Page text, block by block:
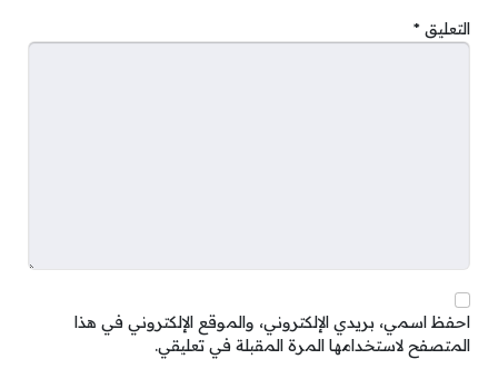
التعليق *
احفظ اسمي، بريدي الإلكتروني، والموقع الإلكتروني في هذا
المتصفح لاستخدامها المرة المقبلة في تعليقي.